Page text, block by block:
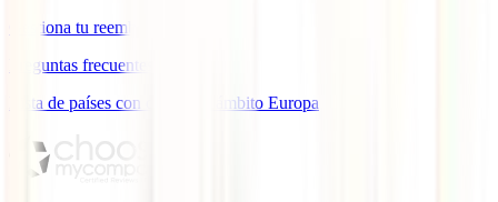
Gestiona tu reembolso
Preguntas frecuentes
Lista de países con cobertura ámbito Europa